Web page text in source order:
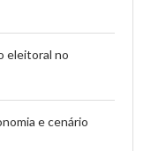
eleitoral no
e cenário